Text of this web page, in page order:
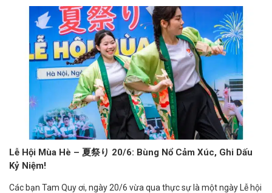
Lễ Hội Mùa Hè – 夏祭り 20/6: Bùng Nổ Cảm Xúc, Ghi Dấu
Kỷ Niệm!
Các bạn Tam Quy ơi, ngày 20/6 vừa qua thực sự là một ngày Lễ hội